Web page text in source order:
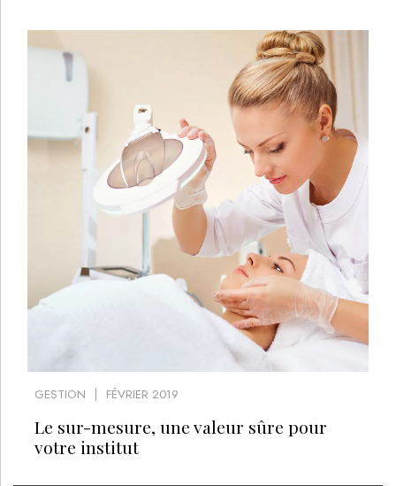
GESTION FÉVRIER 2019
Le sur-mesure, une valeur sûre pour
votre institut